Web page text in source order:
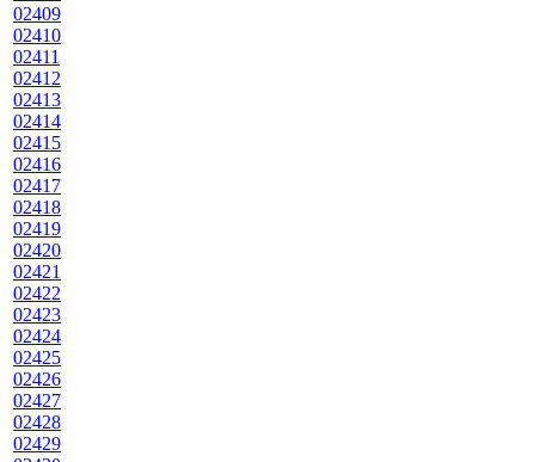
02409
02410
02411
02412
02413
02414
02415
02416
02417
02418
02419
02420
02421
02422
02423
02424
02425
02426
02427
02428
02429